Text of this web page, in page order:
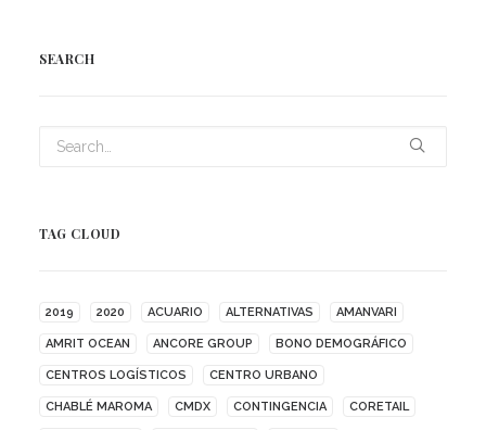
SEARCH
TAG CLOUD
2019 2020 ACUARIO ALTERNATIVAS AMANVARI
AMRIT OCEAN ANCORE GROUP BONO DEMOGRÁFICO
CENTROS LOGÍSTICOS CENTRO URBANO
CHABLÉ MAROMA CMDX CONTINGENCIA CORETAIL